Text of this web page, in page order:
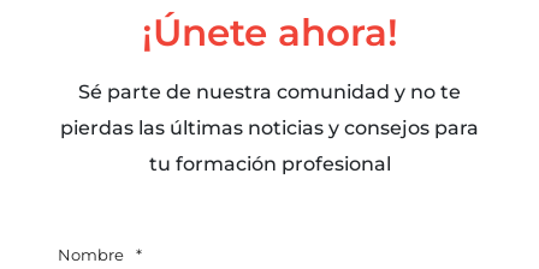
¡Únete ahora!
Sé parte de nuestra comunidad y no te
pierdas las últimas noticias y consejos para
tu formación profesional
Nombre *